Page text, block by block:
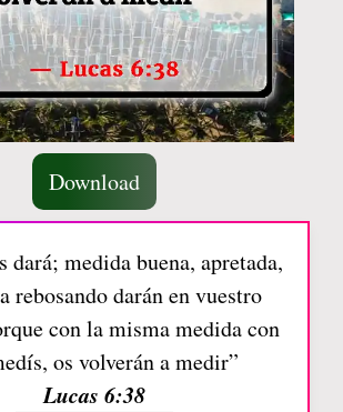
Download
dará; medida buena, apretada,
rebosando darán en vuestro
con la misma medida con
os volverán a medir”
Lucas 6:38